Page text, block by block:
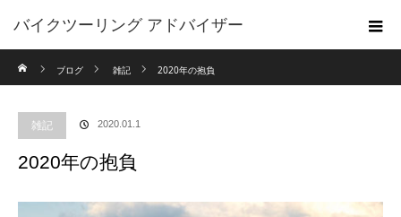
バイクツーリング アドバイザー
ブログ
雑記 2020年の抱負
雑記 2020.01.1
2020年の抱負